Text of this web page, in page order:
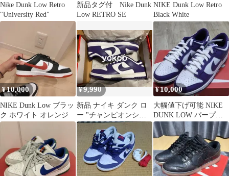
Nike Dunk Low Retro
"University Red"
新品タグ付 Nike Dunk
Low RETRO SE
NIKE Dunk Low Retro
Black White
¥10,000
NIKE Dunk Low ブラッ
ク ホワイト オレンジ
¥9,990
新品 ナイキ ダンク ロ
ー "チャンピオンシッ
プ コートパープル"
27.5cm
¥10,000
大幅値下げ可能 NIKE
DUNK LOW パープル
ホワイト